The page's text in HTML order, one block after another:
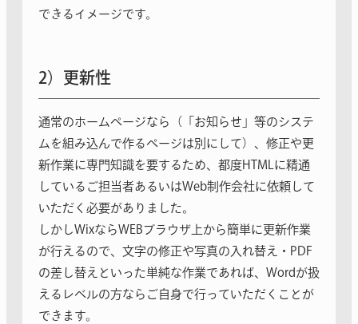
できるイメージです。
2）更新性
通常のホームページなら（「お知らせ」等のシステ
ムを組み込んで作るページは別にして）、修正や更
新作業に専門知識を要するため、都度HTMLに精通
しているご担当者あるいはWeb制作会社に依頼して
いただく必要がありました。
しかしWixならWEBブラウザ上から簡単に更新作業
が行えるので、文字の修正や写真の入れ替え・PDF
の差し替えといった単純な作業であれば、Wordが扱
えるレベルの方ならご自身で行っていただくことが
できます。